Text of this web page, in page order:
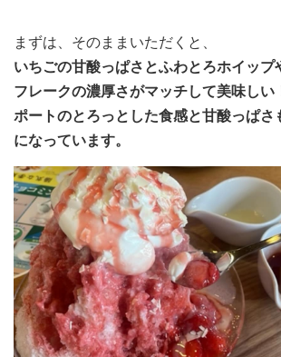
まずは、そのままいただくと、
いちごの甘酸っぱさとふわとろホイップ
フレークの濃厚さがマッチして美味しい
ポートのとろっとした食感と甘酸っぱさ
になっています。